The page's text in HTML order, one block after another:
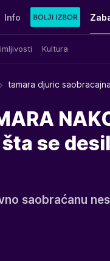
Info
Kultura
tamara djuric
šta se
saobraćanu